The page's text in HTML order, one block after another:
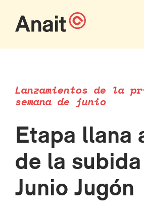
Lanzamientos de la
semana de junio
Etapa llana
de la
Junio Jugón